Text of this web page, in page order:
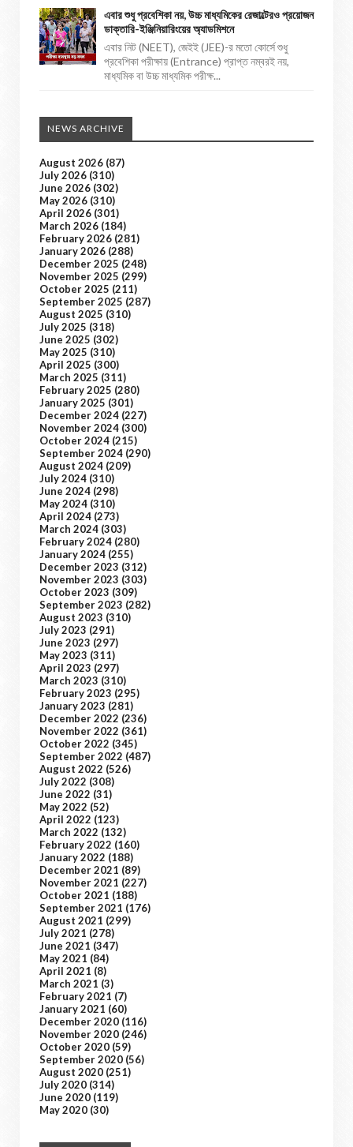
এবার শুধু প্রবেশিকা নয়, উচ্চ মাধ্যমিকের রেজাল্টেরও প্রয়োজন
ডাক্তারি-ইঞ্জিনিয়ারিংয়ের অ্যাডমিশনে
এবার নিট (NEET), জেইই (JEE)-র মতো কোর্সে শুধু
প্রবেশিকা পরীক্ষায় (Entrance) প্রাপ্ত নম্বরই নয়,
মাধ্যমিক বা উচ্চ মাধ্যমিক পরীক্ষ...
NEWS ARCHIVE
August 2026 (87)
July 2026 (310)
June 2026 (302)
May 2026 (310)
April 2026 (301)
March 2026 (184)
February 2026 (281)
January 2026 (288)
December 2025 (248)
November 2025 (299)
October 2025 (211)
September 2025 (287)
August 2025 (310)
July 2025 (318)
June 2025 (302)
May 2025 (310)
April 2025 (300)
March 2025 (311)
February 2025 (280)
January 2025 (301)
December 2024 (227)
November 2024 (300)
October 2024 (215)
September 2024 (290)
August 2024 (209)
July 2024 (310)
June 2024 (298)
May 2024 (310)
April 2024 (273)
March 2024 (303)
February 2024 (280)
January 2024 (255)
December 2023 (312)
November 2023 (303)
October 2023 (309)
September 2023 (282)
August 2023 (310)
July 2023 (291)
June 2023 (297)
May 2023 (311)
April 2023 (297)
March 2023 (310)
February 2023 (295)
January 2023 (281)
December 2022 (236)
November 2022 (361)
October 2022 (345)
September 2022 (487)
August 2022 (526)
July 2022 (308)
June 2022 (31)
May 2022 (52)
April 2022 (123)
March 2022 (132)
February 2022 (160)
January 2022 (188)
December 2021 (89)
November 2021 (227)
October 2021 (188)
September 2021 (176)
August 2021 (299)
July 2021 (278)
June 2021 (347)
May 2021 (84)
April 2021 (8)
March 2021 (3)
February 2021 (7)
January 2021 (60)
December 2020 (116)
November 2020 (246)
October 2020 (59)
September 2020 (56)
August 2020 (251)
July 2020 (314)
June 2020 (119)
May 2020 (30)